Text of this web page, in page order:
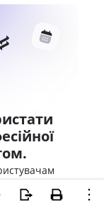
зараз.